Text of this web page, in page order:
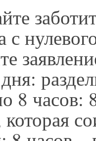
с
8 часов:
которая